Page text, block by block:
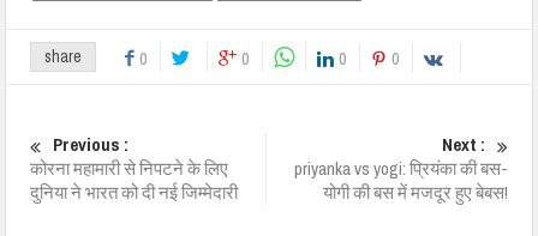
share 0 0 0 0
Previous :
कोरना महामारी से निपटने के लिए
दुनिया ने भारत को दी नई जिम्मेदारी
Next :
priyanka vs yogi: प्रियंका की बस-
योगी की बस में मजदूर हुए बेबस!